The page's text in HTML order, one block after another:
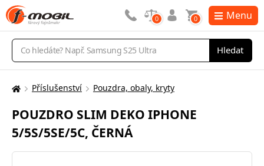
Vyhledávání
Hledat
0 0 Menu
Zde
nacházíte:
Příslušenství Pouzdra, obaly, kryty
POUZDRO SLIM DEKO IPHONE
5/5S/5SE/5C, ČERNÁ